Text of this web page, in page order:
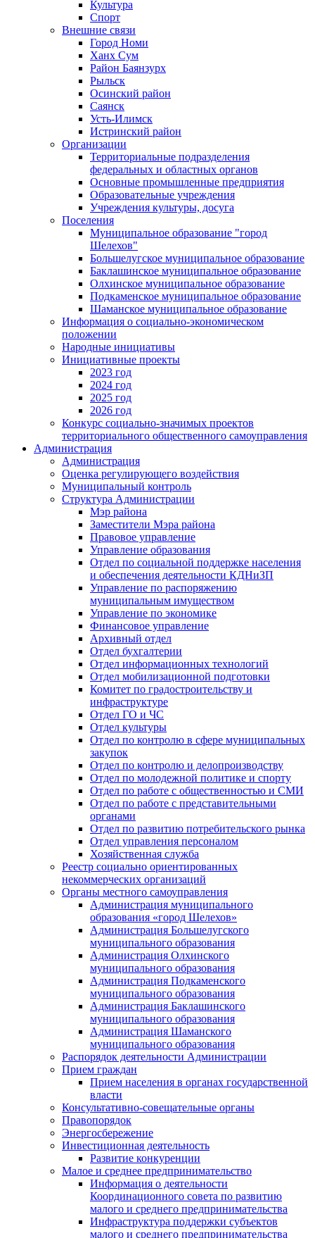
Культура
Спорт
Внешние связи
Город Номи
Ханх Сум
Район Баянзурх
Рыльск
Осинский район
Саянск
Усть-Илимск
Истринский район
Организации
Территориальные подразделения
федеральных и областных органов
Основные промышленные предприятия
Образовательные учреждения
Учреждения культуры, досуга
Поселения
Муниципальное образование "город
Шелехов"
Большелугское муниципальное образование
Баклашинское муниципальное образование
Олхинское муниципальное образование
Подкаменское муниципальное образование
Шаманское муниципальное образование
Информация о социально-экономическом
положении
Народные инициативы
Инициативные проекты
2023 год
2024 год
2025 год
2026 год
Конкурс социально-значимых проектов
территориального общественного самоуправления
Администрация
Администрация
Оценка регулирующего воздействия
Муниципальный контроль
Структура Администрации
Мэр района
Заместители Мэра района
Правовое управление
Управление образования
Отдел по социальной поддержке населения
и обеспечения деятельности КДНиЗП
Управление по распоряжению
муниципальным имуществом
Управление по экономике
Финансовое управление
Архивный отдел
Отдел бухгалтерии
Отдел информационных технологий
Отдел мобилизационной подготовки
Комитет по градостроительству и
инфраструктуре
Отдел ГО и ЧС
Отдел культуры
Отдел по контролю в сфере муниципальных
закупок
Отдел по контролю и делопроизводству
Отдел по молодежной политике и спорту
Отдел по работе с общественностью и СМИ
Отдел по работе с представительными
органами
Отдел по развитию потребительского рынка
Отдел управления персоналом
Хозяйственная служба
Реестр социально ориентированных
некоммерческих организаций
Органы местного самоуправления
Администрация муниципального
образования «город Шелехов»
Администрация Большелугского
муниципального образования
Администрация Олхинского
муниципального образования
Администрация Подкаменского
муниципального образования
Администрация Баклашинского
муниципального образования
Администрация Шаманского
муниципального образования
Распорядок деятельности Администрации
Прием граждан
Прием населения в органах государственной
власти
Консультативно-совещательные органы
Правопорядок
Энергосбережение
Инвестиционная деятельность
Развитие конкуренции
Малое и среднее предпринимательство
Информация о деятельности
Координационного совета по развитию
малого и среднего предпринимательства
Инфраструктура поддержки субъектов
малого и среднего предпринимательства